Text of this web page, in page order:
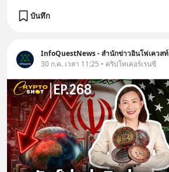
บันทึก
InfoQuestNews - สำนักข่าวอินโฟเควสท์
30 ก.ค. เวลา 11:25 • คริปโทเคอร์เรนซี